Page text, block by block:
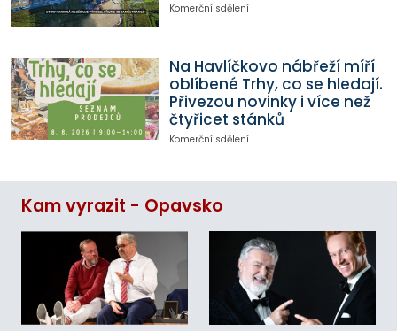
Komerční sdělení
Na Havlíčkovo nábřeží míří
oblíbené Trhy, co se hledají.
Přivezou novinky i více než
čtyřicet stánků
Komerční sdělení
Kam vyrazit - Opavsko